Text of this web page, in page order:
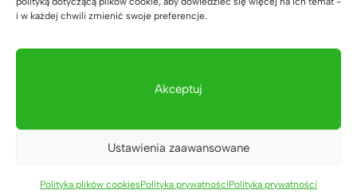
i w każdej chwili zmienić swoje preferencje.
Akceptuj
Ustawienia zaawansowane
Polityka plików cookiesPolityka prywatnościPolityka prywatności
Jak wyposażyliśmy siłownię
22 lipca 2026
PGE w Szczecinie?